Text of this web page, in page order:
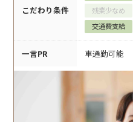
こだわり条件
残業少なめ
交通費支給
一言PR 車通勤可能